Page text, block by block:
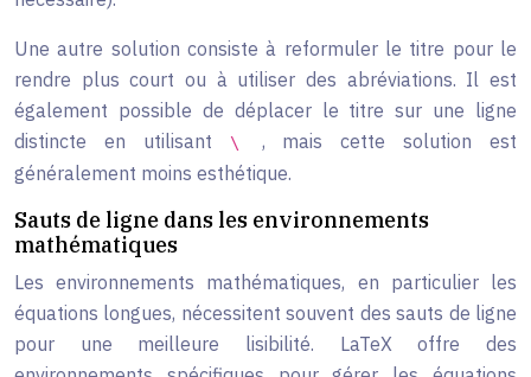
Une autre solution consiste à reformuler le titre pour le
rendre plus court ou à utiliser des abréviations. Il est
également possible de déplacer le titre sur une ligne
distincte en utilisant
\ , mais cette solution est
généralement moins esthétique.
Sauts de ligne dans les environnements
mathématiques
Les environnements mathématiques, en particulier les
équations longues, nécessitent souvent des sauts de ligne
pour une meilleure lisibilité. LaTeX offre des